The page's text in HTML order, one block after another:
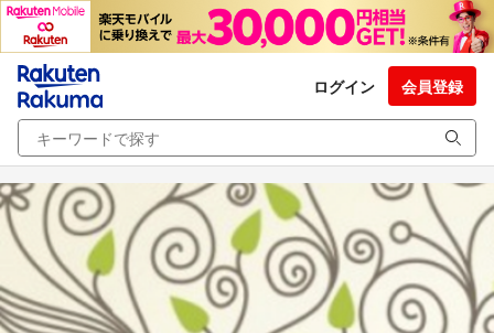
ログイン 会員登録